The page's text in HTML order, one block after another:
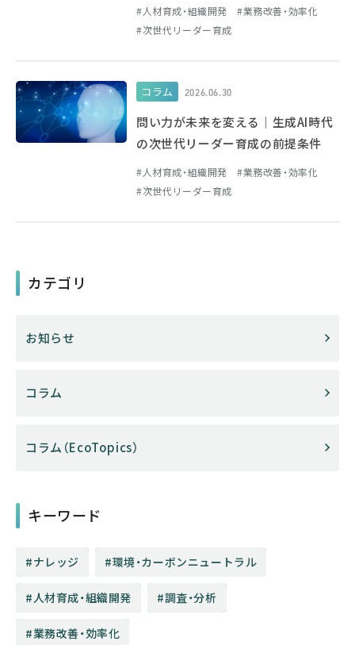
人材育成・組織開発
業務改善・効率化
次世代リーダー育成
コラム 2026.06.30
問い力が未来を変える｜生成AI時代
の次世代リーダー育成の前提条件
人材育成・組織開発
業務改善・効率化
次世代リーダー育成
カテゴリ
お知らせ
コラム
コラム（EcoTopics）
キーワード
ナレッジ 環境・カーボンニュートラル
人材育成・組織開発 調査・分析
業務改善・効率化